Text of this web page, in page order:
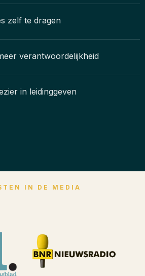
zelf te dragen
verantwoordelijkheid
in leidinggeven
IN DE MEDIA